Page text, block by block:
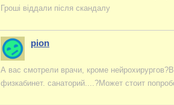
Гроші віддали після скандалу
pion
А вас смотрели врачи, кроме
физкабинет. санаторий....?Может стоит